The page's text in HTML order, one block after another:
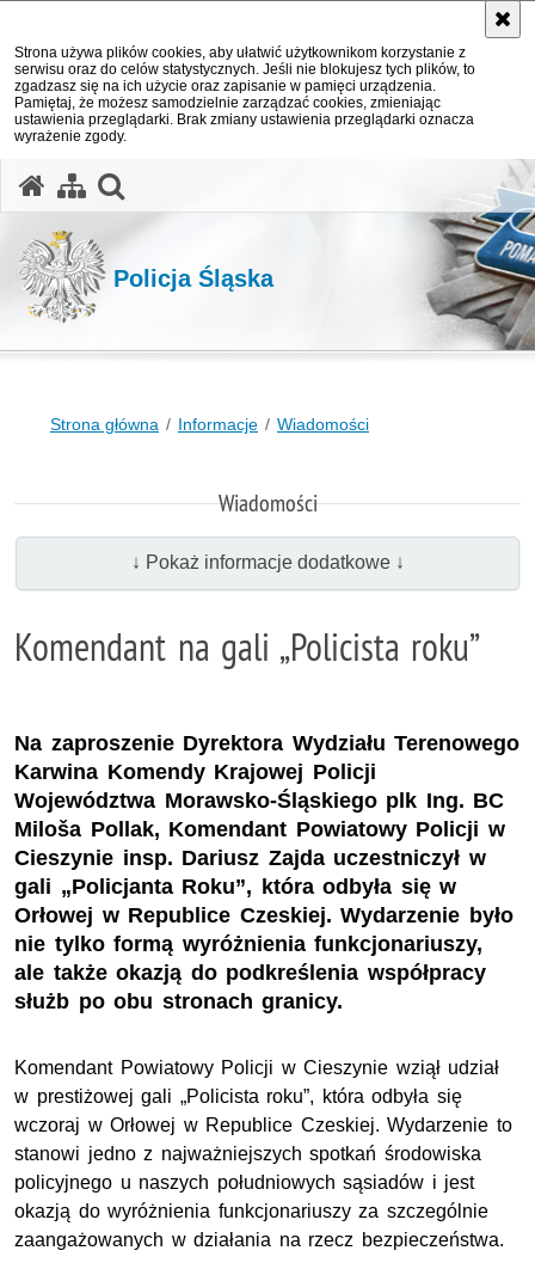
Strona używa plików cookies, aby ułatwić użytkownikom korzystanie z
serwisu oraz do celów statystycznych. Jeśli nie blokujesz tych plików, to
zgadzasz się na ich użycie oraz zapisanie w pamięci urządzenia.
Pamiętaj, że możesz samodzielnie zarządzać cookies, zmieniając
ustawienia przeglądarki. Brak zmiany ustawienia przeglądarki oznacza
wyrażenie zgody.
Policja Śląska
Strona główna Informacje Wiadomości
Wiadomości
↓ Pokaż informacje dodatkowe ↓
Komendant na gali „Policista roku”
Na zaproszenie Dyrektora Wydziału Terenowego
Karwina Komendy Krajowej Policji
Województwa Morawsko-Śląskiego plk Ing. BC
Miloša Pollak, Komendant Powiatowy Policji w
Cieszynie insp. Dariusz Zajda uczestniczył w
gali „Policjanta Roku”, która odbyła się w
Orłowej w Republice Czeskiej. Wydarzenie było
nie tylko formą wyróżnienia funkcjonariuszy,
ale także okazją do podkreślenia współpracy
służb po obu stronach granicy.
Komendant Powiatowy Policji w Cieszynie wziął udział
w prestiżowej gali „Policista roku”, która odbyła się
wczoraj w Orłowej w Republice Czeskiej. Wydarzenie to
stanowi jedno z najważniejszych spotkań środowiska
policyjnego u naszych południowych sąsiadów i jest
okazją do wyróżnienia funkcjonariuszy za szczególnie
zaangażowanych w działania na rzecz bezpieczeństwa.